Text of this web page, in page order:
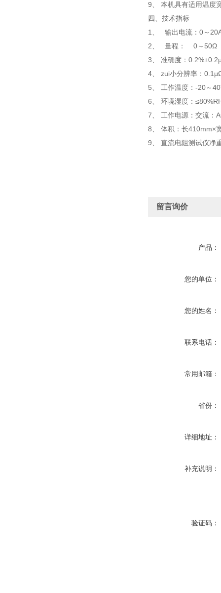
9、 本机具有适用温度
四、技术指标
1、 输出电流：0～
2、 量程： 0～
3、 准确度：
4、 zui小分辨率：
5、 工作温度：-20～
6、 环境湿度：
7、 工作电源：交流：
8、 体积：长410mm×
9、 直流电阻测试仪净
留言询价
产品：
您的单位：
您的姓名：
联系电话：
常用邮箱：
省份：
详细地址：
补充说明：
验证码：